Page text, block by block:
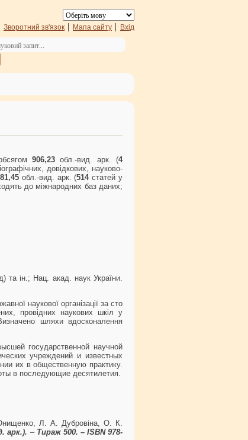
Зворотний зв'язок Мапа сайту Вхід
906,23 обл.-вид. арк. (4
довідкових, науково-
обл.-вид. арк. (514статей у
до міжнародних баз даних;
та ін.; Нац. акад. наук України.
наукової організації за сто
провідних наукових шкіл у
шляхи вдосконалення
государственной научной
учреждений и известных
их в общественную практику.
в последующие десятилетия.
Л. А. Дубровіна, О. К.
арк.). –Тираж 500. – ISBN 978-